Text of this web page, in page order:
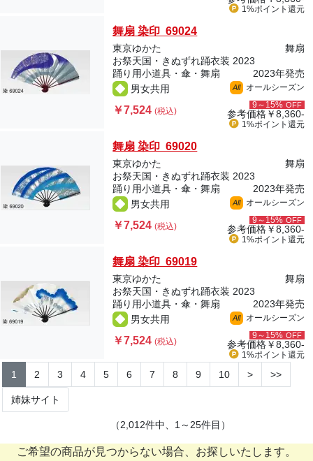
1%ポイント 還元
舞扇 染印 69024
東京ゆかた
舞扇
お祭天国・きぬずれ踊衣装 2023
踊り用小道具・傘・舞扇
2023年発売
男女共用
All オールシーズン
￥7,524(税込)
9～15% OFF
参考価格￥8,360-
1%ポイント 還元
舞扇 染印 69020
東京ゆかた
舞扇
お祭天国・きぬずれ踊衣装 2023
踊り用小道具・傘・舞扇
2023年発売
男女共用
All オールシーズン
￥7,524(税込)
9～15% OFF
参考価格￥8,360-
1%ポイント 還元
舞扇 染印 69019
東京ゆかた
舞扇
お祭天国・きぬずれ踊衣装 2023
踊り用小道具・傘・舞扇
2023年発売
男女共用
All オールシーズン
￥7,524(税込)
9～15% OFF
参考価格￥8,360-
1%ポイント 還元
1 2 3 4 5 6 7 8 9 10 > >>
姉妹サイト
（2,012件中、1～25件目）
ご希望の商品が見つからない場合、お探しいたします。